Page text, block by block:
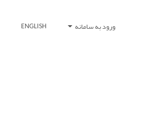
ورود به سامانه ENGLISH